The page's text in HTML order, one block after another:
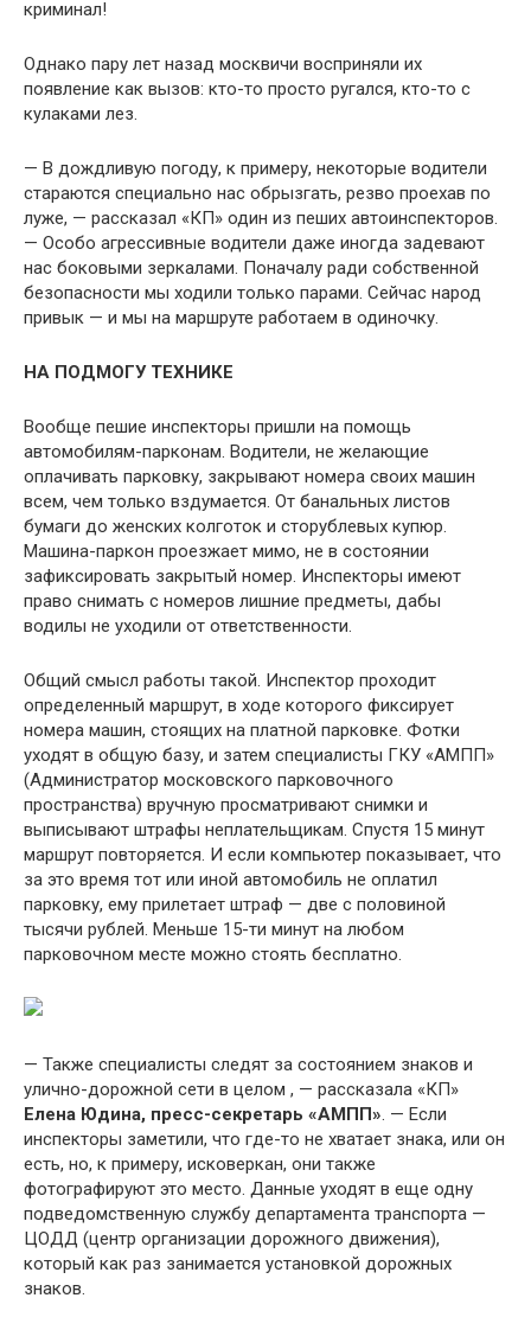
криминал!
Однако пару лет назад москвичи восприняли их
появление как вызов: кто-то просто ругался, кто-то с
кулаками лез.
— В дождливую погоду, к примеру, некоторые водители
стараются специально нас обрызгать, резво проехав по
луже, — рассказал «КП» один из пеших автоинспекторов.
— Особо агрессивные водители даже иногда задевают
нас боковыми зеркалами. Поначалу ради собственной
безопасности мы ходили только парами. Сейчас народ
привык — и мы на маршруте работаем в одиночку.
НА ПОДМОГУ ТЕХНИКЕ
Вообще пешие инспекторы пришли на помощь
автомобилям-парконам. Водители, не желающие
оплачивать парковку, закрывают номера своих машин
всем, чем только вздумается. От банальных листов
бумаги до женских колготок и сторублевых купюр.
Машина-паркон проезжает мимо, не в состоянии
зафиксировать закрытый номер. Инспекторы имеют
право снимать с номеров лишние предметы, дабы
водилы не уходили от ответственности.
Общий смысл работы такой. Инспектор проходит
определенный маршрут, в ходе которого фиксирует
номера машин, стоящих на платной парковке. Фотки
уходят в общую базу, и затем специалисты ГКУ «АМПП»
(Администратор московского парковочного
пространства) вручную просматривают снимки и
выписывают штрафы неплательщикам. Спустя 15 минут
маршрут повторяется. И если компьютер показывает, что
за это время тот или иной автомобиль не оплатил
парковку, ему прилетает штраф — две с половиной
тысячи рублей. Меньше 15-ти минут на любом
парковочном месте можно стоять бесплатно.
— Также специалисты следят за состоянием знаков и
улично-дорожной сети в целом , — рассказала «КП»
Елена Юдина, пресс-секретарь «АМПП». — Если
инспекторы заметили, что где-то не хватает знака, или он
есть, но, к примеру, исковеркан, они также
фотографируют это место. Данные уходят в еще одну
подведомственную службу департамента транспорта —
ЦОДД (центр организации дорожного движения),
который как раз занимается установкой дорожных
знаков.